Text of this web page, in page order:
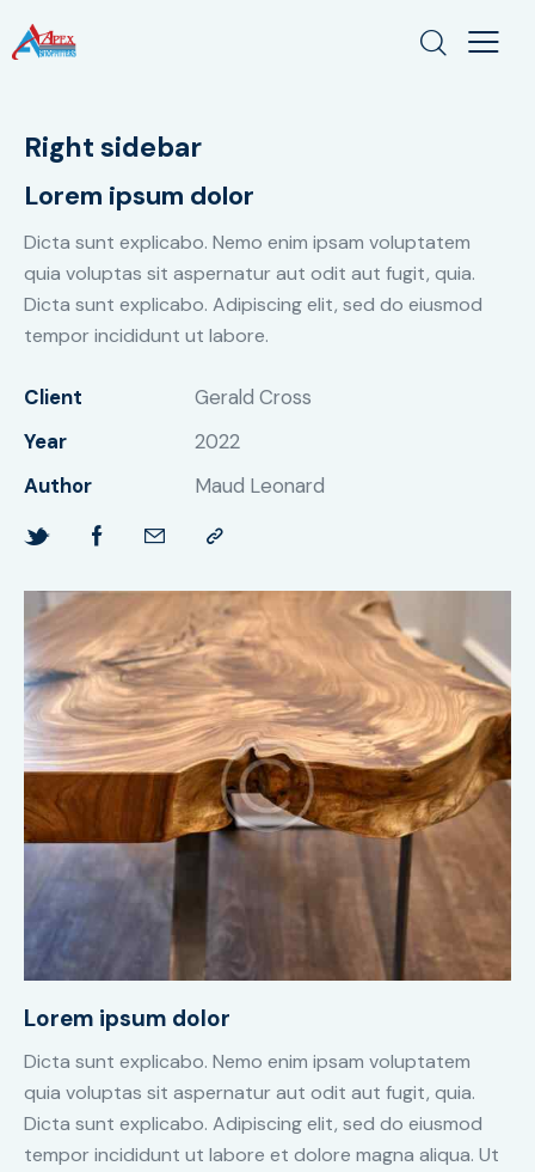
Right sidebar
Lorem ipsum dolor
Dicta sunt explicabo. Nemo enim ipsam voluptatem
quia voluptas sit aspernatur aut odit aut fugit, quia.
Dicta sunt explicabo. Adipiscing elit, sed do eiusmod
tempor incididunt ut labore et dolore magna aliqua. Ut
Lorem ipsum dolor
Dicta sunt explicabo. Nemo enim ipsam voluptatem
quia voluptas sit aspernatur aut odit aut fugit, quia.
Dicta sunt explicabo. Adipiscing elit, sed do eiusmod
tempor incididunt ut labore.
Client
Gerald Cross
Year
2022
Author
Maud Leonard